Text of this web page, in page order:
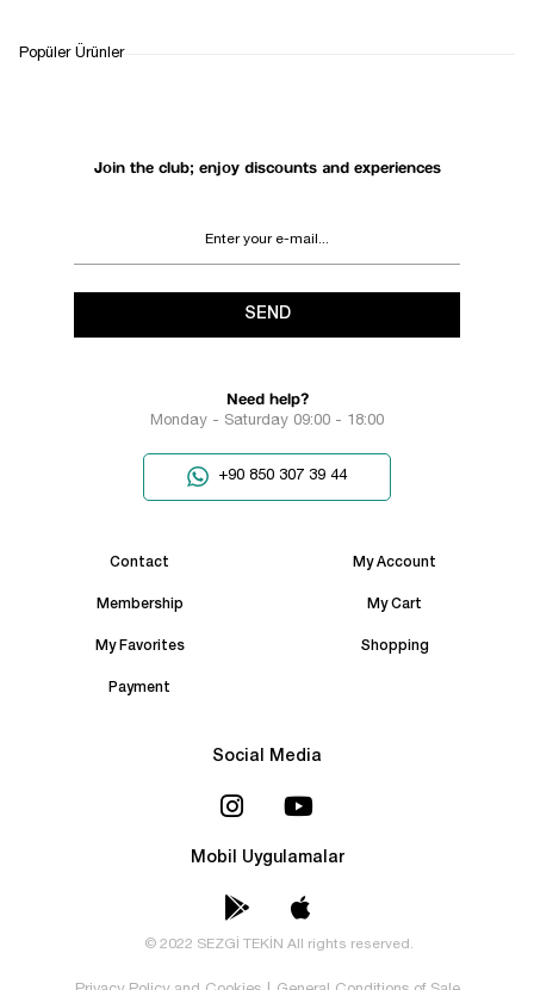
Join the club; enjoy discounts and experiences
SEND
Need help?
Monday - Saturday 09:00 - 18:00
+90 850 307 39 44
Contact My Account
Membership My Cart
My Favorites Shopping
Payment
Social Media
Mobil Uygulamalar
© 2022 SEZGİ TEKİN All rights reserved.
Popüler Ürünler